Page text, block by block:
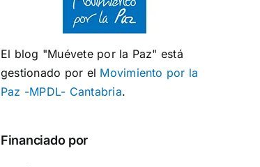
El blog "Muévete por la Paz" está
gestionado por el Movimiento por la
Paz -MPDL- Cantabria.
Financiado por